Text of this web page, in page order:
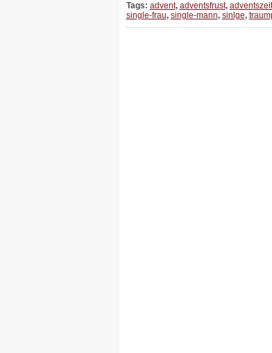
Tags: advent, adventsfrust, adventszeit
single-frau, single-mann, sinlge,